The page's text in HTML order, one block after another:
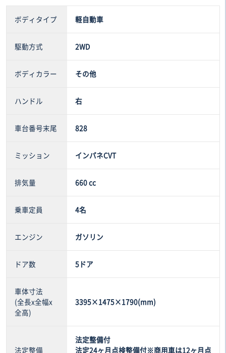
ボディタイプ 軽自動車
駆動方式 2WD
ボディカラー その他
ハンドル 右
車台番号末尾 828
ミッション インパネCVT
排気量 660 cc
乗車定員 4名
エンジン ガソリン
ドア数 5ドア
車体寸法
(全長x全幅x
全高)
3395×1475×1790(mm)
法定整備
法定整備付
法定24ヶ月点検整備付※商用車は12ヶ月点